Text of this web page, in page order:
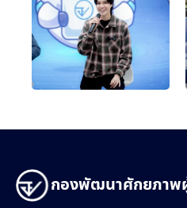
กองพัฒนาศักยภาพ